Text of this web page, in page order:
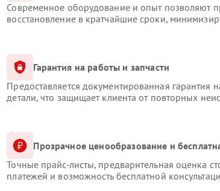
Современное оборудование и опыт позволяют
восстановление в кратчайшие сроки,
Гарантия на работы и запчасти
Предоставляется документированная
детали, что защищает клиента от повторных
Прозрачное ценообразование и
Точные прайс-листы, предварительная оценка
платежей и возможность бесплатной